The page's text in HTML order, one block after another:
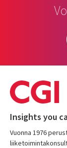
Insights you
Vuonna 1976